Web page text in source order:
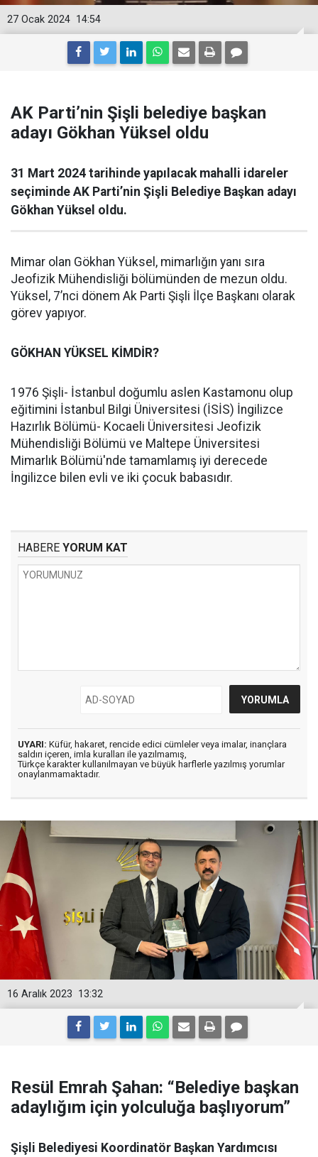
14:54
27 Ocak 2024
AK Parti’nin Şişli belediye başkan
adayı Gökhan Yüksel oldu
31 Mart 2024 tarihinde yapılacak mahalli idareler
seçiminde AK Parti’nin Şişli Belediye Başkan adayı
Gökhan Yüksel oldu.
Mimar olan Gökhan Yüksel, mimarlığın yanı sıra
Jeofizik Mühendisliği bölümünden de mezun oldu.
Yüksel, 7’nci dönem Ak Parti Şişli İlçe Başkanı olarak
görev yapıyor.
GÖKHAN YÜKSEL KİMDİR?
1976 Şişli- İstanbul doğumlu aslen Kastamonu olup
eğitimini İstanbul Bilgi Üniversitesi (İSİS) İngilizce
Hazırlık Bölümü- Kocaeli Üniversitesi Jeofizik
Mühendisliği Bölümü ve Maltepe Üniversitesi
Mimarlık Bölümü'nde tamamlamış iyi derecede
İngilizce bilen evli ve iki çocuk babasıdır.
HABERE YORUM KAT
UYARI: Küfür, hakaret, rencide edici cümleler veya imalar, inançlara
saldırı içeren, imla kuralları ile yazılmamış,
Türkçe karakter kullanılmayan ve büyük harflerle yazılmış yorumlar
onaylanmamaktadır.
13:32
16 Aralık 2023
Resül Emrah Şahan: “Belediye başkan
adaylığım için yolculuğa başlıyorum”
Şişli Belediyesi Koordinatör Başkan Yardımcısı